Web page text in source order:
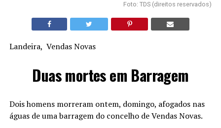
Foto: TDS (direitos reservados)
Landeira, Vendas Novas
Duas mortes em Barragem
Dois homens morreram ontem, domingo, afogados nas
águas de uma barragem do concelho de Vendas Novas.